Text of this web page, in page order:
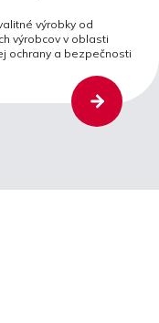
výrobky od
výrobcov v oblasti
ochrany a bezpečnosti